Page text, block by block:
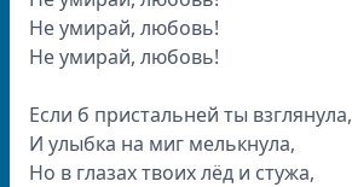
Не умирай, любовь!
Не умирай, любовь!
Если б пристальней ты взглянула,
И улыбка на миг мелькнула,
Но в глазах твоих лёд и стужа,